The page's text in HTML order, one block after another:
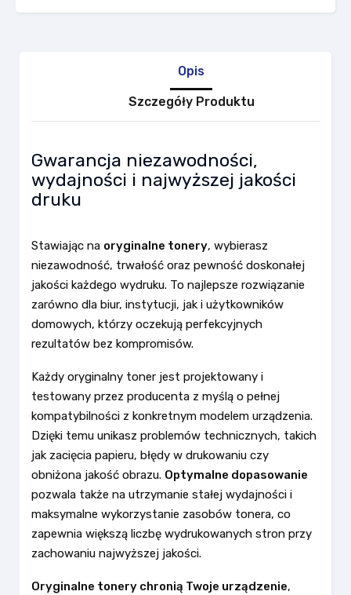
Opis
Szczegóły Produktu
Gwarancja niezawodności,
wydajności i najwyższej jakości
druku
Stawiając na oryginalne tonery, wybierasz
niezawodność, trwałość oraz pewność doskonałej
jakości każdego wydruku. To najlepsze rozwiązanie
zarówno dla biur, instytucji, jak i użytkowników
domowych, którzy oczekują perfekcyjnych
rezultatów bez kompromisów.
Każdy oryginalny toner jest projektowany i
testowany przez producenta z myślą o pełnej
kompatybilności z konkretnym modelem urządzenia.
Dzięki temu unikasz problemów technicznych, takich
jak zacięcia papieru, błędy w drukowaniu czy
obniżona jakość obrazu. Optymalne dopasowanie
pozwala także na utrzymanie stałej wydajności i
maksymalne wykorzystanie zasobów tonera, co
zapewnia większą liczbę wydrukowanych stron przy
zachowaniu najwyższej jakości.
Oryginalne tonery chronią Twoje urządzenie,